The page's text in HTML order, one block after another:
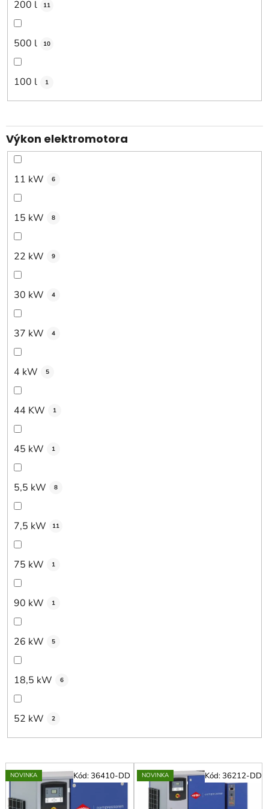
200 l 11
500 l 10
100 l 1
Výkon elektromotora
11 kW 6
15 kW 8
22 kW 9
30 kW 4
37 kW 4
4 kW 5
44 KW 1
45 kW 1
5,5 kW 8
7,5 kW 11
75 kW 1
90 kW 1
26 kW 5
18,5 kW 6
52 kW 2
V
ý
p
NOVINKA Kód:36410-DD NOVINKA Kód:36212-DD